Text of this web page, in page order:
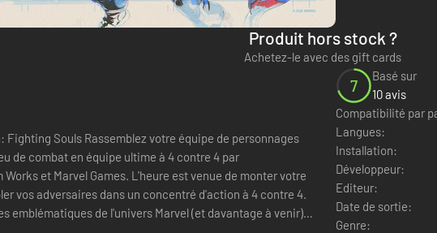
Produit hors stock ?
Achetez-le avec des gift cards
Fighting Souls Rassemblez votre équipe de personnages
de combat en équipe ultime à 4 contre 4 par
L'heure est venue de monter votre
vos adversaires dans un concentré d'action à 4 contre 4.
emblématiques de l'univers Marvel (et davantage à venir)
7
Basé sur
10 avis
Compatibilité par
Langues:
Installation:
Développeur:
Editeur:
Date de sortie:
Genre: